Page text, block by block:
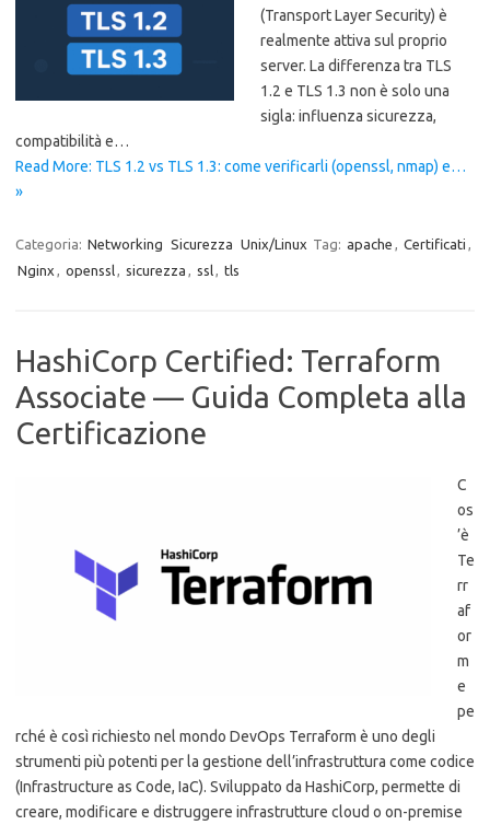
(Transport Layer Security) è
realmente attiva sul proprio
server. La differenza tra TLS
1.2 e TLS 1.3 non è solo una
sigla: influenza sicurezza,
compatibilità e…
Read More: TLS 1.2 vs TLS 1.3: come verificarli (openssl, nmap) e…
»
Categoria: Networking Sicurezza Unix/Linux Tag: apache , Certificati ,
Nginx , openssl, sicurezza , ssl, tls
HashiCorp Certified: Terraform
Associate — Guida Completa alla
Certificazione
C
os
’è
Te
rr
af
or
m
e
pe
rché è così richiesto nel mondo DevOps Terraform è uno degli
strumenti più potenti per la gestione dell’infrastruttura come codice
(Infrastructure as Code, IaC). Sviluppato da HashiCorp, permette di
creare, modificare e distruggere infrastrutture cloud o on-premise